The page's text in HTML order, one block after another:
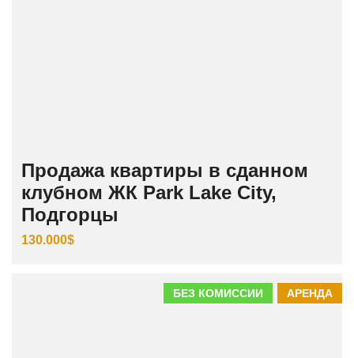
Продажа квартиры в сданном
клубном ЖК Park Lake City,
Подгорцы
130.000$
АРЕНДА
БЕЗ КОМИССИИ